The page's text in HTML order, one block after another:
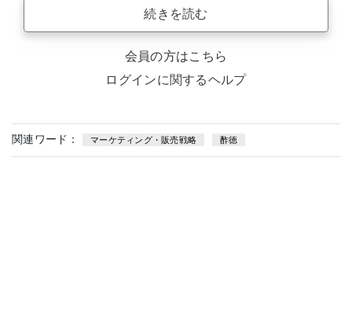
続きを読む
会員の方はこちら
ログインに関するヘルプ
関連ワード： マーケティング・販売戦略 酢徳